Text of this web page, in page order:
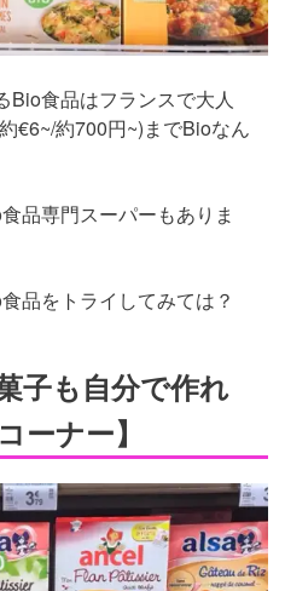
Bio食品はフランスで大人
€6~/約700円~)までBioなん
品専門スーパーもありま
品をトライしてみては？
子も自分で作れ
ーナー】